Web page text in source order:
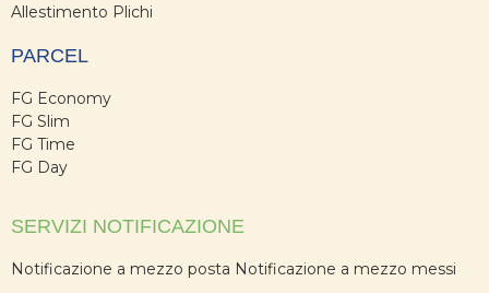
Allestimento Plichi
PARCEL
FG Economy
FG Slim
FG Time
FG Day
SERVIZI NOTIFICAZIONE
Notificazione a mezzo posta Notificazione a mezzo messi